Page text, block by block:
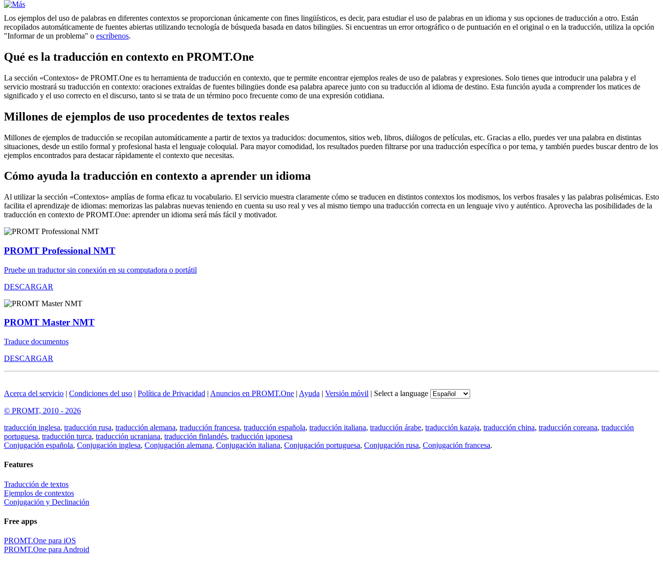
Los ejemplos del uso de palabras en diferentes contextos se proporcionan únicamente con fines lingüísticos, es decir, para estudiar el uso de palabras en un idioma y sus opciones de traducción a otro. Están
recopilados automáticamente de fuentes abiertas utilizando tecnología de búsqueda basada en datos bilingües. Si encuentras un error ortográfico o de puntuación en el original o en la traducción, utiliza la opción
"Informar de un problema" o escríbenos.
Qué es la traducción en contexto en PROMT.One
La sección «Contextos» de PROMT.One es tu herramienta de traducción en contexto, que te permite encontrar ejemplos reales de uso de palabras y expresiones. Solo tienes que introducir una palabra y el
servicio mostrará su traducción en contexto: oraciones extraídas de fuentes bilingües donde esa palabra aparece junto con su traducción al idioma de destino. Esta función ayuda a comprender los matices de
significado y el uso correcto en el discurso, tanto si se trata de un término poco frecuente como de una expresión cotidiana.
Millones de ejemplos de uso procedentes de textos reales
Millones de ejemplos de traducción se recopilan automáticamente a partir de textos ya traducidos: documentos, sitios web, libros, diálogos de películas, etc. Gracias a ello, puedes ver una palabra en distintas
situaciones, desde un estilo formal y profesional hasta el lenguaje coloquial. Para mayor comodidad, los resultados pueden filtrarse por una traducción específica o por tema, y también puedes buscar dentro de los
ejemplos encontrados para destacar rápidamente el contexto que necesitas.
Cómo ayuda la traducción en contexto a aprender un idioma
Al utilizar la sección «Contextos» amplías de forma eficaz tu vocabulario. El servicio muestra claramente cómo se traducen en distintos contextos los modismos, los verbos frasales y las palabras polisémicas. Esto
facilita el aprendizaje de idiomas: memorizas las palabras nuevas teniendo en cuenta su uso real y ves al mismo tiempo una traducción correcta en un lenguaje vivo y auténtico. Aprovecha las posibilidades de la
traducción en contexto de PROMT.One: aprender un idioma será más fácil y motivador.
PROMT Professional NMT
Pruebe un traductor sin conexión en su computadora o portátil
DESCARGAR
PROMT Master NMT
Traduce documentos
DESCARGAR
Acerca del servicio | Condiciones del uso | Política de Privacidad | Anuncios en PROMT.One | Ayuda | Versión móvil | Select a language
© PROMT, 2010 - 2026
traducción inglesa, traducción rusa, traducción alemana, traducción francesa, traducción española, traducción italiana, traducción árabe, traducción kazaja, traducción china, traducción coreana, traducción
portuguesa, traducción turca, traducción ucraniana, traducción finlandés, traducción japonesa
Conjugación española, Conjugación inglesa, Conjugación alemana, Conjugación italiana, Conjugación portuguesa, Conjugación rusa, Conjugación francesa.
Features
Traducción de textos
Ejemplos de contextos
Conjugación y Declinación
Free apps
PROMT.One para iOS
PROMT.One para Android